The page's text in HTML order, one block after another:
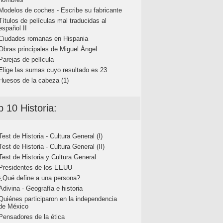
de coches - Escribe su fabricante
de películas mal traducidas al
II
romanas en Hispania
principales de Miguel Ángel
de película
las sumas cuyo resultado es 23
de la cabeza (1)
10 Historia:
de Historia - Cultura General (I)
de Historia - Cultura General (II)
de Historia y Cultura General
de los EEUU
define a una persona?
- Geografía e historia
participaron en la independencia
México
de la ética